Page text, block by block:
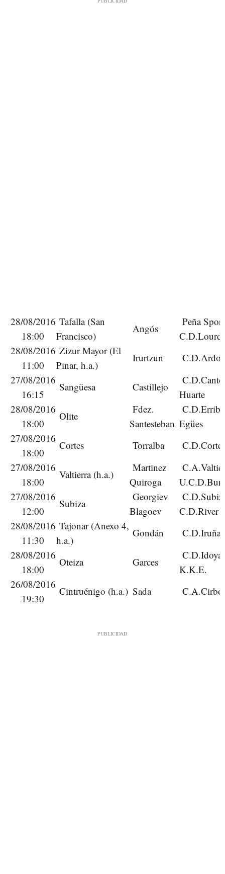
28/08/2016
18:00
Tafalla (San
Francisco)
Angós
Peña
28/08/2016
11:00
Zizur Mayor (El
Pinar, h.a.)
Irurtzun
C.D.Ardoi
27/08/2016
16:15
Sangüesa Castillejo
Huarte
28/08/2016
18:00
Olite
Fdez.
Santesteban Egües
27/08/2016
18:00
Cortes Torralba
27/08/2016
18:00
Valtierra (h.a.)
Martinez
Quiroga
27/08/2016
12:00
Subiza
Georgiev
Blagoev
C.D.River
28/08/2016
11:30
Tajonar (Anexo 4,
h.a.)
Gondán
C.D.Iruña
28/08/2016
18:00
Oteiza Garces
C.D.Idoya
K.K.E.
26/08/2016
19:30
Cintruénigo (h.a.) Sada